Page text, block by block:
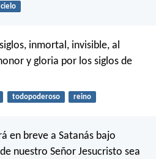
cielo
inmortal, invisible, al
y gloria por los siglos de
todopoderoso reino
en breve a Satanás bajo
nuestro Señor Jesucristo sea